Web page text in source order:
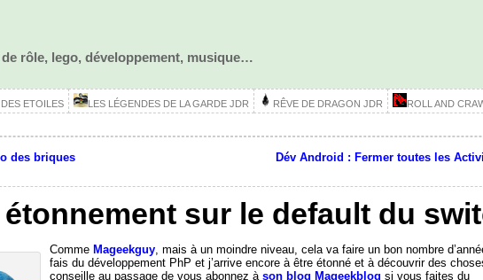
rôle, lego, développement, musique…
ETOILES LES LÉGENDES DE LA GARDE JDR RÊVE DE DRAGON JDR ROLL AND
des briques
Dév Android : Fermer toutes les
sur le default du
Comme Mageekguy, mais à un moindre niveau, cela va faire un bon nombre
fais du développement PhP et j’arrive encore à être étonné et à découvrir des
conseille au passage de vous abonnez à son blog Mageekblog si vous faites du